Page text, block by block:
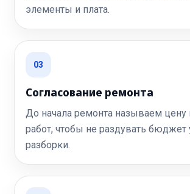
элементы и плата.
03
Согласование ремонта
До начала ремонта называем цену
работ, чтобы не раздувать бюджет
разборки.